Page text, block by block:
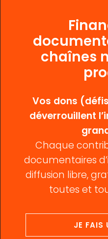
chaînes
Vos dons
déverrouillent
Chaque
documentaires
diffusion libre,
toutes et
JE FAIS